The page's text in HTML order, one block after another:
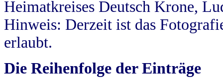
Heimatkreises Deutsch Krone,
Hinweis: Derzeit ist das
erlaubt.
Die Reihenfolge der Einträge